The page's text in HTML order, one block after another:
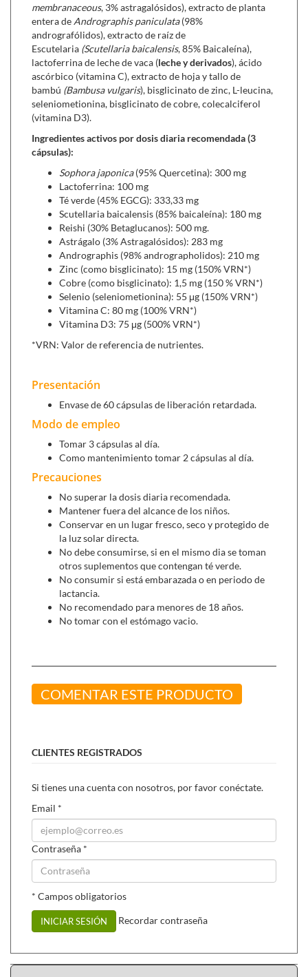
Lalactoferrinaes una proteína presente
principalmente en el calostro y la leche materna, así
como en la leche de vaca. Esta proteína se encuentra en
el cuerpo humano y participa en muchos procesos
biológicos, entre ellos, en el sistema de defensa innato
del organismo.
Lavitamina D, el zinc, el cobre y el selenioson
micronutrientes implicados en múltiples procesos
fisiológicos, entre ellos, contribuyen al funcionamiento
normal del
C contribuye a la protección de las células frente al
daño oxidativo y ayuda a disminuir el cansancio y la
fatiga.
Se puede combinar con:
S.O.S active (3 x 60 ml), ayuda a recuperarase
rápidamente cuando aparecen los primeros síntomas
del resfriado y bajada de defensas.
Bi complex (20 viales), combina el poder antiséptico
del propóleo con plantas medicinales que contribuyen
a reforzar el sístema inmunitario.
membranaceous, 3% astragalósidos), extracto de planta
entera de Andrographis paniculata(98%
andrografólidos), extracto de raíz de
Escutelaria (Scutellaria baicalensis, 85% Baicaleína),
lactoferrina de leche de vaca (leche y derivados), ácido
ascórbico (vitamina C), extracto de hoja y tallo de
bambú (Bambusa vulgaris), bisglicinato de zinc, L-leucina,
seleniometionina, bisglicinato de cobre, colecalciferol
(vitamina D3).
Ingredientes activos por dosis diaria recomendada (3
cápsulas):
Sophora japonica(95% Quercetina): 300 mg
Lactoferrina: 100 mg
Té verde (45% EGCG): 333,33 mg
Scutellaria baicalensis (85% baicaleína): 180 mg
Reishi (30% Betaglucanos): 500 mg.
Astrágalo (3% Astragalósidos): 283 mg
Andrographis (98% andrographolidos): 210 mg
Zinc (como bisglicinato): 15 mg (150% VRN*)
Cobre (como bisglicinato): 1,5 mg (150 % VRN*)
Selenio (seleniometionina): 55 μg (150% VRN*)
Vitamina C: 80 mg (100% VRN*)
Vitamina D3: 75 μg (500% VRN*)
*VRN: Valor de referencia de nutrientes.
Presentación
Envase de 60 cápsulas de liberación retardada.
Modo de empleo
Tomar 3 cápsulas al día.
Como mantenimiento tomar 2 cápsulas al día.
Precauciones
No superar la dosis diaria recomendada.
Mantener fuera del alcance de los niños.
Conservar en un lugar fresco, seco y protegido de
la luz solar directa.
No debe consumirse, si en el mismo dia se toman
otros suplementos que contengan té verde.
No consumir si está embarazada o en periodo de
lactancia.
No recomendado para menores de 18 años.
No tomar con el estómago vacio.
COMENTAR ESTE PRODUCTO
CLIENTES REGISTRADOS
Si tienes una cuenta con nosotros, por favor conéctate.
Email *
Contraseña *
* Campos obligatorios
INICIAR SESIÓN Recordar contraseña